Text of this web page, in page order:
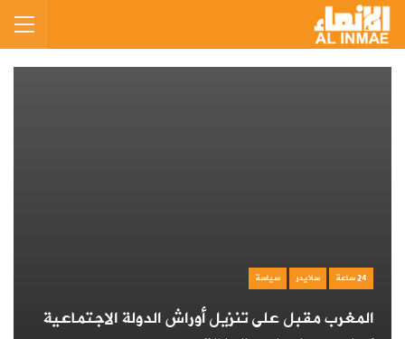
24 ساعة سلايدر سياسة
المغرب مقبل على تنزيل أوراش الدولة الاجتماعية